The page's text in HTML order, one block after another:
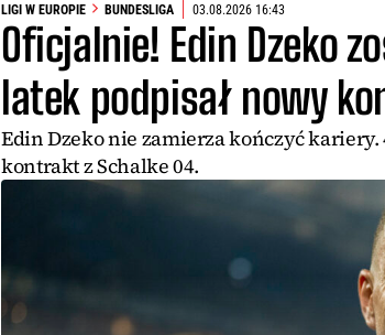
LIGI W EUROPIE BUNDESLIGA 03.08.2026 16:43
Oficjalnie! Edin Dzeko
latek podpisał nowy
Edin Dzeko nie zamierza kończyć
kontrakt z Schalke 04.